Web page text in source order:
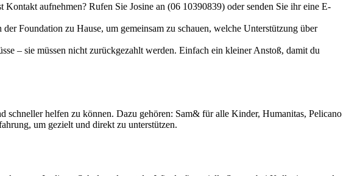
aufnehmen? Rufen Sie Josine an (06 10390839) oder senden Sie ihr eine E-
Foundation zu Hause, um gemeinsam zu schauen, welche Unterstützung über
– sie müssen nicht zurückgezahlt werden. Einfach ein kleiner Anstoß, damit du
schneller helfen zu können. Dazu gehören: Sam& für alle Kinder, Humanitas, Pelicano
um gezielt und direkt zu unterstützen.